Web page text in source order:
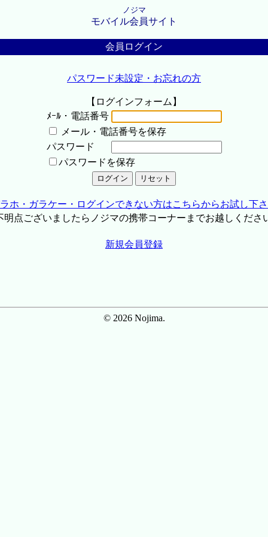
ノジマ
モバイル会員サイト
会員ログイン
パスワード未設定・お忘れの方
【ログインフォーム】
ﾒｰﾙ・電話番号
メール・電話番号を保存
パスワード
パスワードを保存
ホ・ガラケー・ログインできない方はこちらからお試し下
点ございましたらノジマの携帯コーナーまでお越しくださ
新規会員登録
© 2026 Nojima.